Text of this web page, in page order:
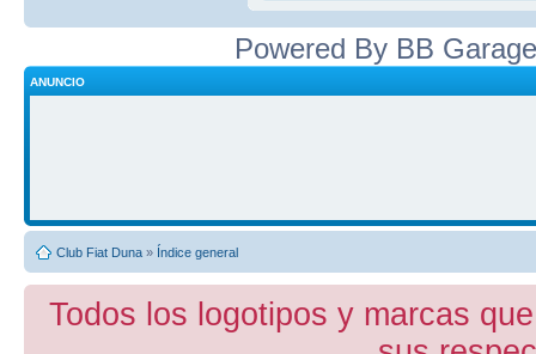
Powered By BB
ANUNCIO
Club Fiat Duna » Índice general
Todos los logotipos y marcas